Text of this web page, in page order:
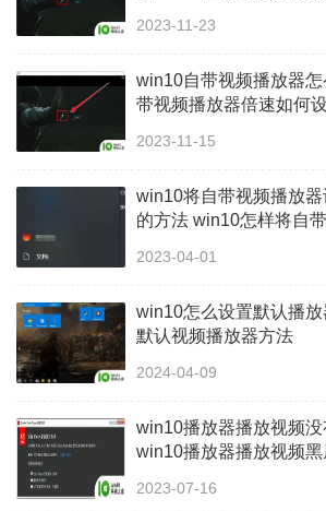
2023-11-23
win10自带视频播放器
带视频播放器倍速如何
2023-11-15
win10将自带视频播放
的方法 win10怎样将自
2023-04-01
win10怎么设置默认播
默认视频播放器方法
2024-04-09
win10播放器播放视频
win10播放器播放视频
2023-07-16